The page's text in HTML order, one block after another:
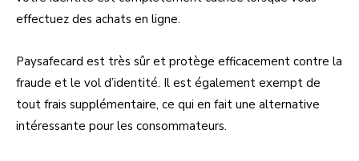
effectuez des achats en ligne.
Paysafecard est très sûr et protège efficacement contre la
fraude et le vol d’identité. Il est également exempt de
tout frais supplémentaire, ce qui en fait une alternative
intéressante pour les consommateurs.